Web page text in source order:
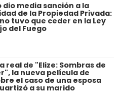
dio media sanción a la
de la Propiedad Privada:
tuvo que ceder en la Ley
del Fuego
real de "Elize: Sombras de
la nueva película de
el caso de una esposa
a su marido